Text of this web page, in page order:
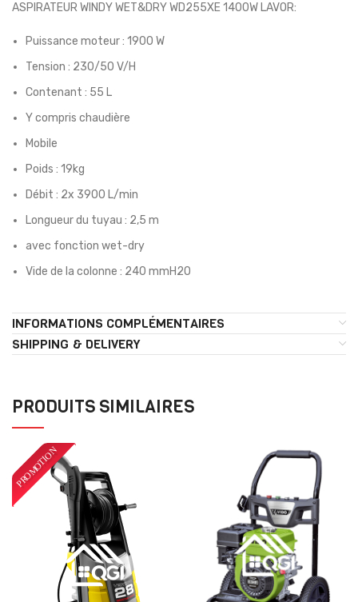
ASPIRATEUR WINDY WET&DRY WD255XE 1400W LAVOR:
Puissance moteur : 1900 W
Tension : 230/50 V/H
Contenant : 55 L
Y compris chaudière
Mobile
Poids : 19kg
Débit : 2x 3900 L/min
Longueur du tuyau : 2,5 m
avec fonction wet-dry
Vide de la colonne : 240 mmH2O
INFORMATIONS COMPLÉMENTAIRES
SHIPPING & DELIVERY
PRODUITS SIMILAIRES